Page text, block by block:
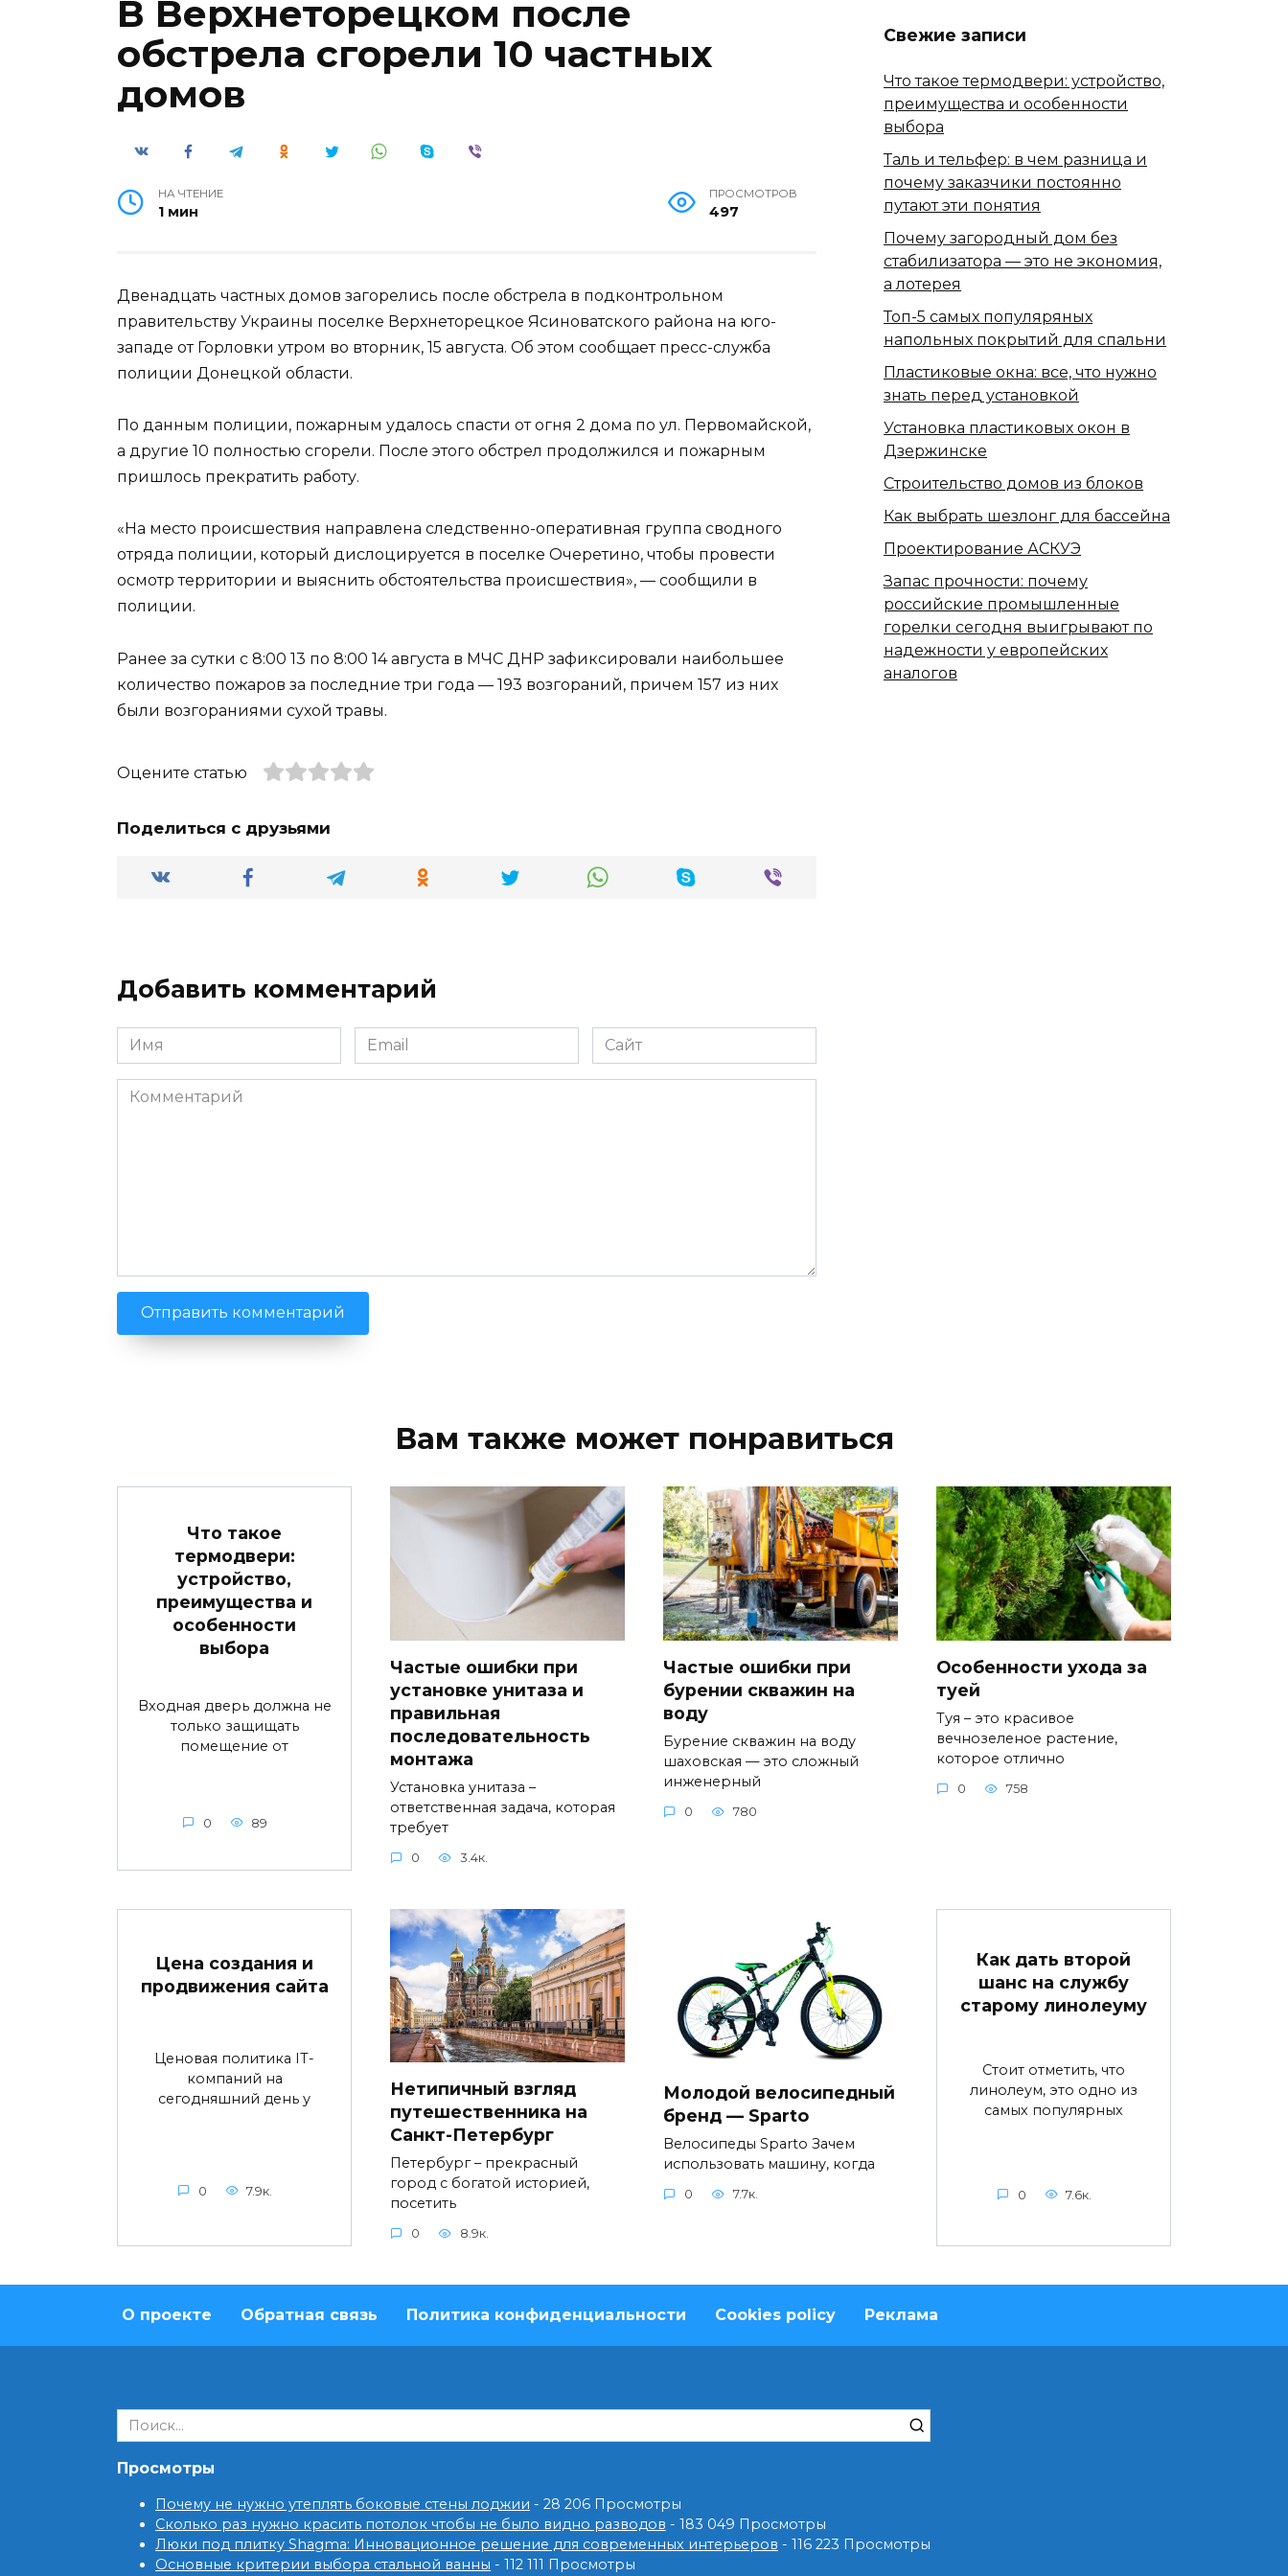
В Верхнеторецком после
обстрела сгорели 10 частных
домов
НА ЧТЕНИЕ
1 мин
ПРОСМОТРОВ
497
Двенадцать частных домов загорелись после обстрела в подконтрольном
правительству Украины поселке Верхнеторецкое Ясиноватского района на юго-
западе от Горловки утром во вторник, 15 августа. Об этом сообщает пресс-служба
полиции Донецкой области.
По данным полиции, пожарным удалось спасти от огня 2 дома по ул. Первомайской,
а другие 10 полностью сгорели. После этого обстрел продолжился и пожарным
пришлось прекратить работу.
«На место происшествия направлена следственно-оперативная группа сводного
отряда полиции, который дислоцируется в поселке Очеретино, чтобы провести
осмотр территории и выяснить обстоятельства происшествия», — сообщили в
полиции.
Ранее за сутки с 8:00 13 по 8:00 14 августа в МЧС ДНР зафиксировали наибольшее
количество пожаров за последние три года — 193 возгораний, причем 157 из них
были возгораниями сухой травы.
Оцените статью
Поделиться с друзьями
Добавить комментарий
Имя
*
Email
*
Сайт
Комментарий
Свежие записи
Что такое термодвери: устройство,
преимущества и особенности
выбора
Таль и тельфер: в чем разница и
почему заказчики постоянно
путают эти понятия
Почему загородный дом без
стабилизатора — это не экономия,
а лотерея
Топ-5 самых популяряных
напольных покрытий для спальни
Пластиковые окна: все, что нужно
знать перед установкой
Установка пластиковых окон в
Дзержинске
Строительство домов из блоков
Как выбрать шезлонг для бассейна
Проектирование АСКУЭ
Запас прочности: почему
российские промышленные
горелки сегодня выигрывают по
надежности у европейских
аналогов
Вам также может понравиться
Что такое
термодвери:
устройство,
преимущества и
особенности
выбора
Входная дверь должна не
только защищать
помещение от
0 89
Частые ошибки при
установке унитаза и
правильная
последовательность
монтажа
Установка унитаза –
ответственная задача, которая
требует
0 3.4к.
Частые ошибки при
бурении скважин на
воду
Бурение скважин на воду
шаховская — это сложный
инженерный
0 780
Особенности ухода за
туей
Туя – это красивое
вечнозеленое растение,
которое отлично
0 758
Цена создания и
продвижения сайта
Ценовая политика IT-
компаний на
сегодняшний день у
0 7.9к.
Нетипичный взгляд
путешественника на
Санкт-Петербург
Петербург – прекрасный
город с богатой историей,
посетить
0 8.9к.
Молодой велосипедный
бренд — Sparto
Велосипеды Sparto Зачем
использовать машину, когда
0 7.7к.
Как дать второй
шанс на службу
старому линолеуму
Стоит отметить, что
линолеум, это одно из
самых популярных
0 7.6к.
О проекте Обратная связь Политика конфиденциальности Cookies policy Реклама
Search
for:
Просмотры
Почему не нужно утеплять боковые стены лоджии - 28 206 Просмотры
Сколько раз нужно красить потолок чтобы не было видно разводов - 183 049 Просмотры
Люки под плитку Shagma: Инновационное решение для современных интерьеров - 116 223 Просмотры
Основные критерии выбора стальной ванны - 112 111 Просмотры